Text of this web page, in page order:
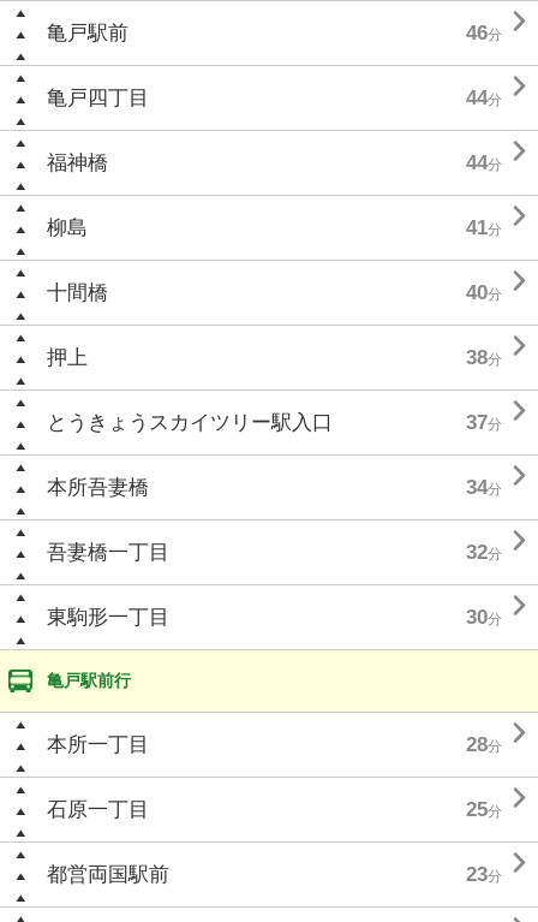
亀戸駅前 46分 
亀戸四丁目 44分 
福神橋 44分 
柳島 41分 
十間橋 40分 
押上 38分 
とうきょうスカイツリー駅入口 37分 
本所吾妻橋 34分 
吾妻橋一丁目 32分 
東駒形一丁目 30分 
亀戸駅前行
本所一丁目 28分 
石原一丁目 25分 
都営両国駅前 23分 